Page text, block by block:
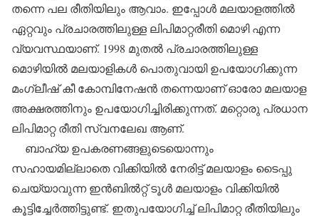
തന്നെ പല രീതിയിലും ആവാം. ഇപ്പോള്‍ മലയാളത്തില്‍
ഏറ്റവും പ്രചാരത്തിലുള്ള ലിപിമാറ്റരീതി മൊഴി എന്ന
വ്യവസ്ഥയാണ്. 1998 മുതല്‍ പ്രചാരത്തിലുള്ള
മൊഴിയില്‍ മലയാളികള്‍ പൊതുവായി ഉപയോഗിക്കുന്ന
മംഗ്ലീഷ് കീ കോമ്പിനേഷന്‍ തന്നെയാണ് ഓരോ മലയാള
അക്ഷരത്തിനും ഉപയോഗിച്ചിരിക്കുന്നത്. മറ്റൊരു പ്രധാന
ലിപിമാറ്റ രീതി സ്വനലേഖ ആണ്.
ബാഹ്യ ഉപകരണങ്ങളുടെയൊന്നും
സഹായമില്ലാതെ വിക്കിയില്‍ നേരിട്ട് മലയാളം ടൈപ്പു
ചെയ്യാവുന്ന ഇന്‍ബില്‍റ്റ് ടൂള്‍ മലയാളം വിക്കിയില്‍
കൂട്ടിച്ചേര്‍ത്തിട്ടുണ്ട്. ഇതുപയോഗിച്ച് ലിപിമാറ്റ രീതിയിലും